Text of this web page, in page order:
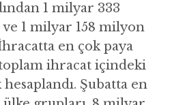
1 milyar 333
1 milyar 158 milyon
en çok paya
ihracat içindeki
Şubatta en